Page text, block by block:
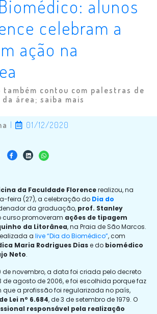
alunos
celebram a
ação na
também contou com palestras de
área; saiba mais
| 01/12/2020
da Faculdade Florencerealizou, na
feira (27), a celebração do Dia do
da graduação, prof. Stanley
curso promoveram ações de tipagem
da Litorânea, na Praia de São Marcos.
a live “Dia do Biomédico”, com
Maria Rodrigues Diase do biomédico
Neto.
novembro, a data foi criada pelo decreto
de agosto de 2006, e foi escolhida porque faz
que a profissão foi regularizada no país,
Lei nº 6.684, de 3 de setembro de 1979. O
responsável pela realização